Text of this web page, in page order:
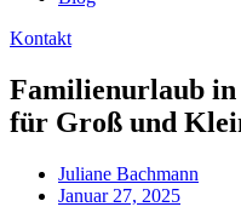
Kontakt
Familienurlaub
für Groß und
Juliane Bachmann
Januar 27, 2025